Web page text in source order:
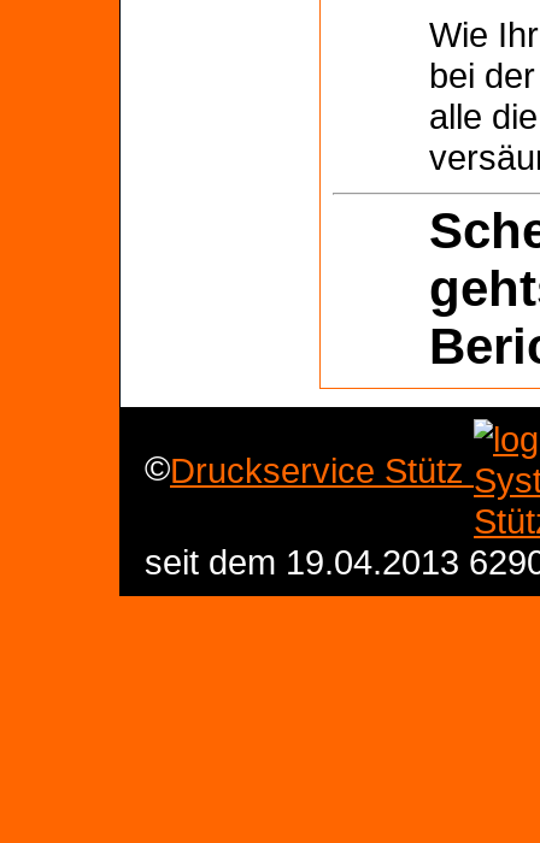
Wie
bei
alle
©Druckservice Stütz
seit dem 19.04.2013